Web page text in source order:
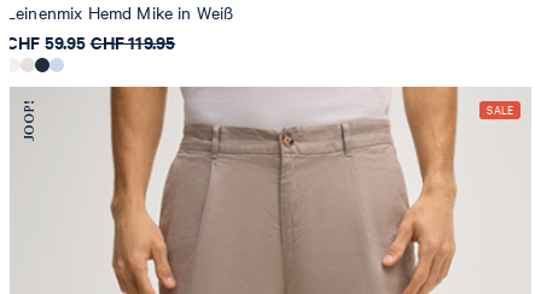
Leinenmix Hemd Mike in Weiß
CHF 59.95CHF 119.95